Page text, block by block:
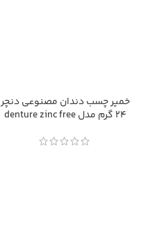
خمیر چسب دندان مصنوعی دنچر
24 گرم مدل denture zinc free